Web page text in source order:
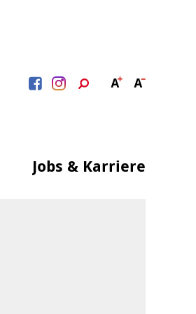
Jobs & Karriere